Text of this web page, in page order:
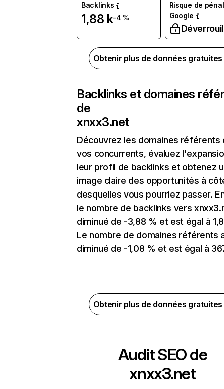
Backlinks
1,88 k-4 %
Risque de
Google
Obtenir plus de données
Backlinks et domaines
de
xnxx3.net
Découvrez les domaines référents
vos concurrents, évaluez
leur profil de backlinks et obtenez
image claire des opportunités à
desquelles vous pourriez passer.
le nombre de backlinks vers
diminué de -3,88 % et est égal à
Le nombre de domaines référents
diminué de -1,08 % et est égal à
Obtenir plus de données
Audit SEO de
xnxx3.net